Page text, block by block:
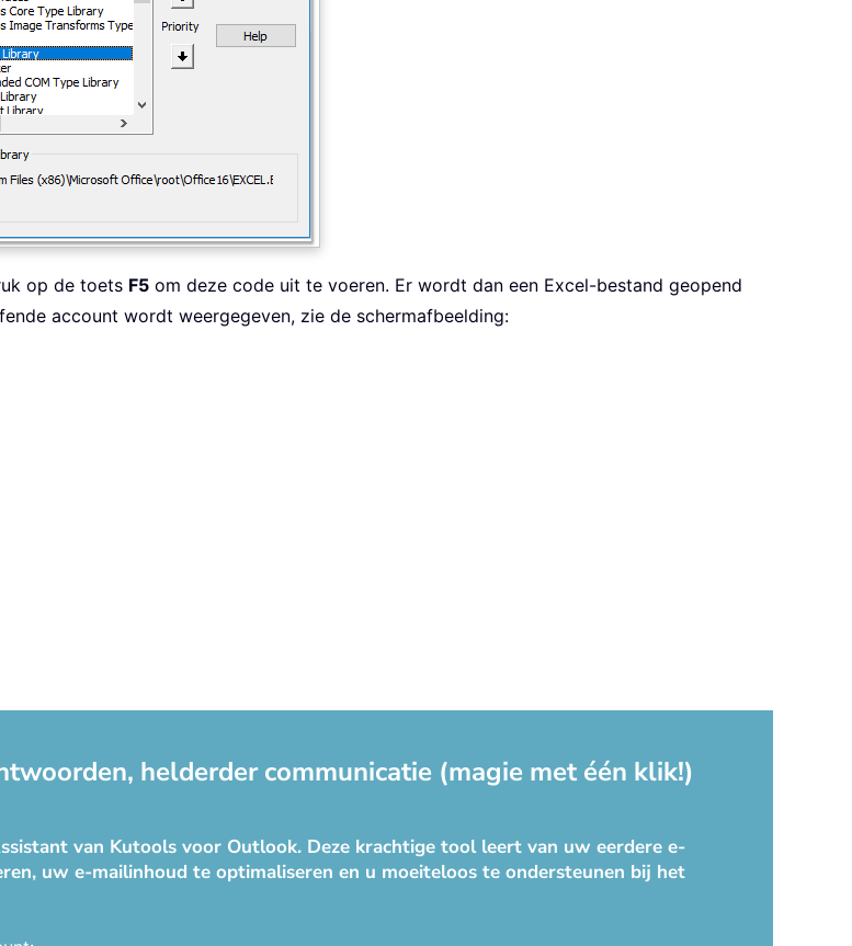
op de toets F5 om deze code uit te voeren. Er wordt dan een Excel-bestand geopend
account wordt weergegeven, zie de schermafbeelding:
helderder communicatie (magie met één klik!)
van Kutools voor Outlook. Deze krachtige tool leert van uw eerdere e-
uw e-mailinhoud te optimaliseren en u moeiteloos te ondersteunen bij het